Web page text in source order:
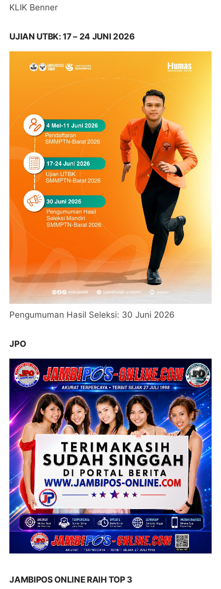
KLIK Benner
UJIAN UTBK: 17 – 24 JUNI 2026
Pengumuman Hasil Seleksi: 30 Juni 2026
JPO
JAMBIPOS ONLINE RAIH TOP 3